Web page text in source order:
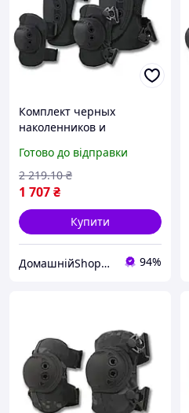
Комплект черных
наколенников и
защиты суставов при
выполнении задач
Готово до відправки
1 707₴
2 219.10 ₴
Купити
ДомашнійShop🏡✨ - замовлення онлайн не виходячи з дому💕 94%